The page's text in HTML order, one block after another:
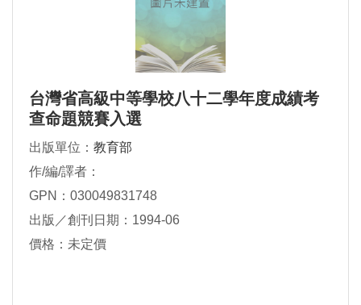
台灣省高級中等學校八十二學年度成績考
查命題競賽入選
出版單位： 教育部
作/編/譯者：
GPN：030049831748
出版／創刊日期：1994-06
價格：未定價